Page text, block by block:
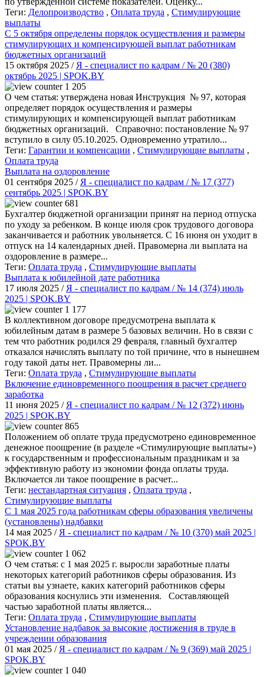
Теги: Делопроизводство , Оплата труда , Стимулирующие
выплаты
С 5 октября определены порядок осуществления и размеры
стимулирующих и компенсирующей выплат работникам
бюджетных организаций
15 октября 2025 /Я - специалист по кадрам / № 20 (380)
октябрь 2025 | SPOK.BY
1 205
О чем статья: утверждена новая Инструкция № 97, которая
определяет порядок осуществления и размеры
стимулирующих и компенсирующей выплат работникам
бюджетных организаций. Справочно: постановление № 97
вступило в силу 05.10.2025. Одновременно утратило...
Теги: Гарантии и компенсации , Стимулирующие выплаты ,
Оплата труда
Выплата на оздоровление
01 сентября 2025 /Я - специалист по кадрам / № 17 (377)
сентябрь 2025 | SPOK.BY
681
Бухгалтер бюджетной организации принят на период отпуска
по уходу за ребенком. В конце июля срок трудового договора
заканчивается и работник увольняется. С 16 июня он уходит в
отпуск на 14 календарных дней. Правомерна ли выплата на
оздоровление в размере...
Теги: Оплата труда , Стимулирующие выплаты
Выплата к юбилейной дате работника
17 июля 2025 /Я - специалист по кадрам / № 14 (374) июль
2025 | SPOK.BY
1 177
В коллективном договоре предусмотрена выплата к
юбилейным датам в размере 5 базовых величин. Но в связи с
тем что работник родился 29 февраля, главный бухгалтер
отказался начислять выплату по той причине, что в нынешнем
году такой даты нет. Правомерны ли...
Теги: Оплата труда , Стимулирующие выплаты
Включение единовременного поощрения в расчет среднего
заработка
11 июня 2025 /Я - специалист по кадрам / № 12 (372) июнь
2025 | SPOK.BY
865
Положением об оплате труда предусмотрено единовременное
денежное поощрение (в разделе «Стимулирующие выплаты»)
к государственным и профессиональным праздникам и за
эффективную работу из экономии фонда оплаты труда.
Включается ли такое поощрение в расчет...
Теги: нестандартная ситуация , Оплата труда ,
Стимулирующие выплаты
С 1 мая 2025 года работникам сферы образования увеличены
(установлены) надбавки
14 мая 2025 /Я - специалист по кадрам / № 10 (370) май 2025 |
SPOK.BY
1 062
О чем статья: с 1 мая 2025 г. выросли заработные платы
некоторых категорий работников сферы образования. Из
статьи вы узнаете, каких категорий работников сферы
образования коснулись эти изменения. Составляющей
частью заработной платы является...
Теги: Оплата труда , Стимулирующие выплаты
Установление надбавок за высокие достижения в труде в
учреждении образования
01 мая 2025 /Я - специалист по кадрам / № 9 (369) май 2025 |
SPOK.BY
1 040